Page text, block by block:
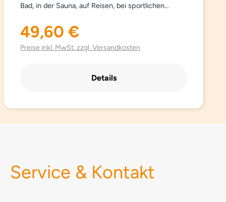
Bad, in der Sauna, auf Reisen, bei sportlichen
schnelltrocknend, atmungsaktiv, besonders leicht,
saugfähig, einfach zu pflegen und Platz sparend.
Aus hochwertig gebürsteter Mikrofaser mit
Regulärer Preis:
49,60 €
Preise inkl. MwSt. zzgl. Versandkosten
Details
Service & Kontakt